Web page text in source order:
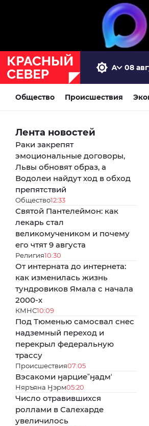
08
Общество Происшествия
Лента новостей
Раки закрепят
эмоциональные договоры,
Львы обновят образ, а
Водолеи найдут ход в обход
препятствий
Общество12:33
Святой Пантелеймон: как
лекарь стал
великомучеником и почему
его чтят 9 августа
Религия10:30
От интерната до интернета:
как изменилась жизнь
тундровиков Ямала с начала
2000-х
КМНС10:09
Под Тюменью самосвал снес
надземный переход и
перекрыл федеральную
трассу
Происшествия07:05
Вэсакоми ӈарциеˮӈадмʼ
Няръяна Ӈэрм05:20
Число отравившихся
роллами в Салехарде
увеличилось